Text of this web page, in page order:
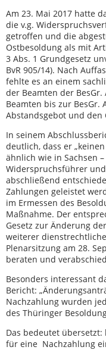
Am 23. Mai 2017 hatte
die v.g.
getroffen und die
Ostbesoldung als mit
3 Abs. 1 Grundgesetz
BvR 905/14). Nach
fehlte es an einem
der Beamten der
Beamten bis zur BesGr.
Abstandsgebot und den
In seinem
deutlich, dass er
ähnlich wie in Sachsen
Widerspruchsführer
abschließend
Zahlungen geleistet
im Ermessen des
Maßnahme. Der
Gesetz zur Änderung
weiterer
Plenarsitzung am 28.
beraten und
Besonders interessant
Bericht:
Nachzahlung wurden
des Thüringer
Das bedeutet
für eine Nachzahlung